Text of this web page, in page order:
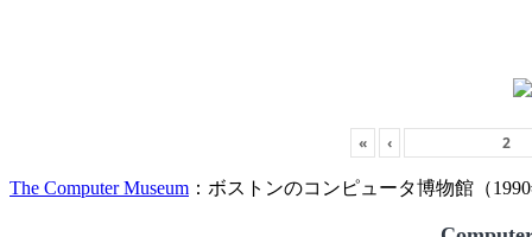
« ‹
The Computer Museum ：ボストンのコンピュータ博物館（